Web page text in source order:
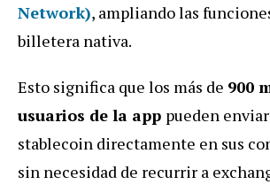
Network), ampliando las
billetera nativa.
Esto significa que los más de 900
usuarios de la app pueden
stablecoin directamente en sus
sin necesidad de recurrir a